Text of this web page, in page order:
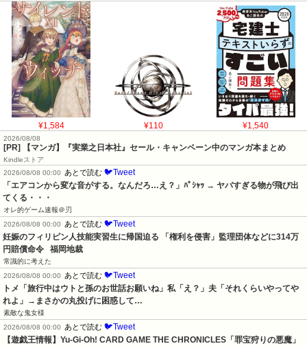
¥1,584 ¥110 ¥1,540
2026/08/08
[PR] 【マンガ】『実業之日本社』セール・キャンペーン中のマンガ本まとめ
Kindleストア
2026/08/08 00:00 あとで読む 🐦Tweet
「エアコンから変な音がする。なんだろ…え？」ﾊﾟｼｬｯ → ヤバすぎる物が飛び出
てくる・・・
オレ的ゲーム速報＠刃
2026/08/08 00:00 あとで読む 🐦Tweet
妊娠のフィリピン人技能実習生に帰国迫る 「権利を侵害」監理団体などに314万
円賠償命令   福岡地裁
常識的に考えた
2026/08/08 00:00 あとで読む 🐦Tweet
トメ「旅行中はウトと孫のお世話お願いね」私「え？」夫「それくらいやってや
れよ」→まさかの丸投げに困惑して…
素敵な鬼女様
2026/08/08 00:00 あとで読む 🐦Tweet
【遊戯王情報】Yu-Gi-Oh! CARD GAME THE CHRONICLES「罪宝狩りの悪魔」